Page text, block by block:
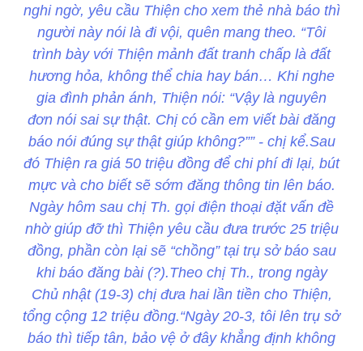
nghi ngờ, yêu cầu Thiện cho xem thẻ nhà báo thì
người này nói là đi vội, quên mang theo. “Tôi
trình bày với Thiện mảnh đất tranh chấp là đất
hương hỏa, không thể chia hay bán… Khi nghe
gia đình phản ánh, Thiện nói: “Vậy là nguyên
đơn nói sai sự thật. Chị có cần em viết bài đăng
báo nói đúng sự thật giúp không?”” - chị kể.Sau
đó Thiện ra giá 50 triệu đồng để chi phí đi lại, bút
mực và cho biết sẽ sớm đăng thông tin lên báo.
Ngày hôm sau chị Th. gọi điện thoại đặt vấn đề
nhờ giúp đỡ thì Thiện yêu cầu đưa trước 25 triệu
đồng, phần còn lại sẽ “chồng” tại trụ sở báo sau
khi báo đăng bài (?).Theo chị Th., trong ngày
Chủ nhật (19-3) chị đưa hai lần tiền cho Thiện,
tổng cộng 12 triệu đồng.“Ngày 20-3, tôi lên trụ sở
báo thì tiếp tân, bảo vệ ở đây khẳng định không